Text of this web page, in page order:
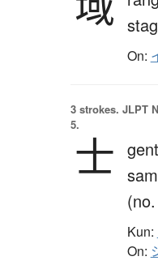
On:
3 strokes. JLPT
5.
士
Kun:
On: